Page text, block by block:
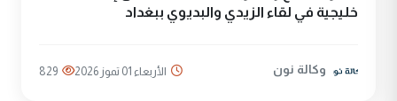
خليجية في لقاء الزيدي والبديوي ببغداد
وكالة نون الأربعاء 01 تموز 2026 829